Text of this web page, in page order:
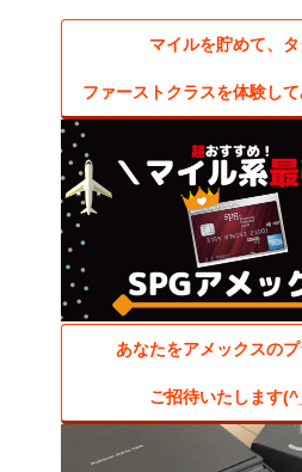
マイルを貯めて、
ファーストクラスを体験し
あなたをアメックスの
ご招待いたします